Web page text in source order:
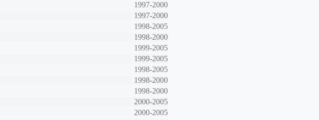
1997-2000
1997-2000
1998-2005
1998-2000
1999-2005
1999-2005
1998-2005
1998-2000
1998-2000
2000-2005
2000-2005